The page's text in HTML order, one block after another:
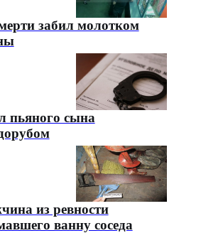
забил молотком
пьяного сына
из ревности
ванну соседа